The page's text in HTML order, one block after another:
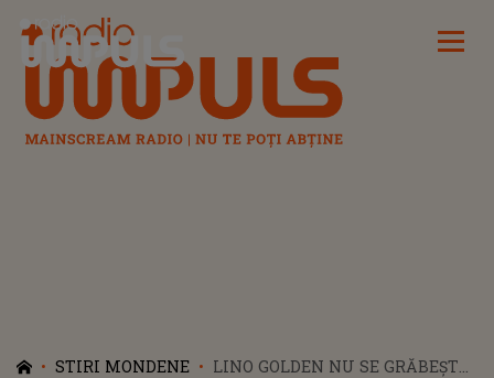
Radio Impuls
STIRI MONDENE
LINO GOLDEN NU SE GRĂBEȘTE